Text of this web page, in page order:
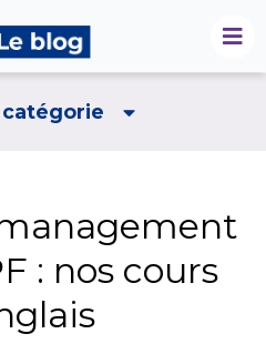
catégorie
: nos cours